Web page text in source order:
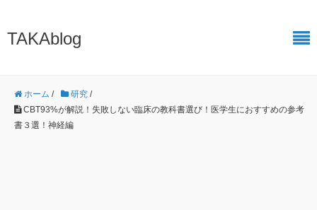
TAKAblog
ホーム / 研究 /
CBT93%が解説！失敗しない臨床の教科書選び！医学生におすすめの参考
書３選！神経編